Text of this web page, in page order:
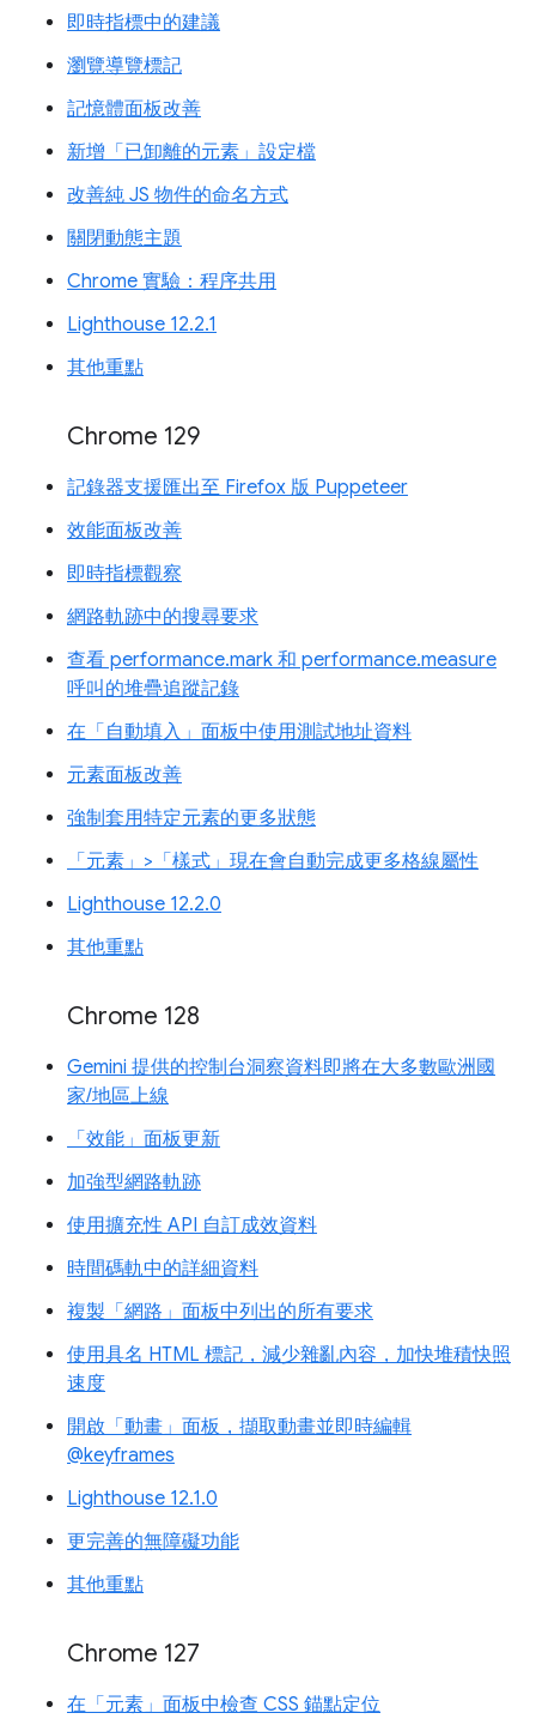
即時指標中的建議
瀏覽導覽標記
記憶體面板改善
新增「已卸離的元素」設定檔
改善純 JS 物件的命名方式
關閉動態主題
Chrome 實驗：程序共用
Lighthouse 12.2.1
其他重點
Chrome 129
記錄器支援匯出至 Firefox 版 Puppeteer
效能面板改善
即時指標觀察
網路軌跡中的搜尋要求
查看 performance.mark 和 performance.measure
呼叫的堆疊追蹤記錄
在「自動填入」面板中使用測試地址資料
元素面板改善
強制套用特定元素的更多狀態
「元素」>「樣式」現在會自動完成更多格線屬性
Lighthouse 12.2.0
其他重點
Chrome 128
Gemini 提供的控制台洞察資料即將在大多數歐洲國
家/地區上線
「效能」面板更新
加強型網路軌跡
使用擴充性 API 自訂成效資料
時間碼軌中的詳細資料
複製「網路」面板中列出的所有要求
使用具名 HTML 標記，減少雜亂內容，加快堆積快照
速度
開啟「動畫」面板，擷取動畫並即時編輯
@keyframes
Lighthouse 12.1.0
更完善的無障礙功能
其他重點
Chrome 127
在「元素」面板中檢查 CSS 錨點定位